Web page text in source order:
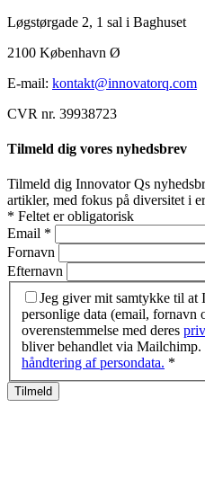
Løgstørgade 2, 1 sal i Baghuset
2100 København Ø
E-mail: kontakt@innovatorq.com
CVR nr. 39938723
Tilmeld dig vores nyhedsbrev
Tilmeld dig Innovator Qs
artikler, med fokus på diversitet i
* Feltet er obligatorisk
Email *
Fornavn
Efternavn
Jeg giver mit samtykke til at
personlige data (email, fornavn
overenstemmelse med deres
bliver behandlet via Mailchimp.
håndtering af persondata. *